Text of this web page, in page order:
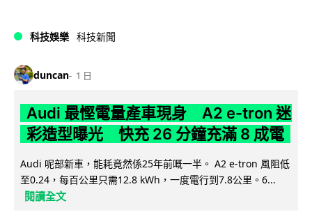
科技娛樂 科技新聞
duncan 1 日
Audi 最慳電量產車現身 A2 e-tron 迷
彩造型曝光 快充 26 分鐘充滿 8 成電
Audi 呢部新車，能耗竟然係25年前嘅一半。 A2 e-tron 風阻低
至0.24，每百公里只需12.8 kWh，一度電行到7.8公里。6...
閱讀全文